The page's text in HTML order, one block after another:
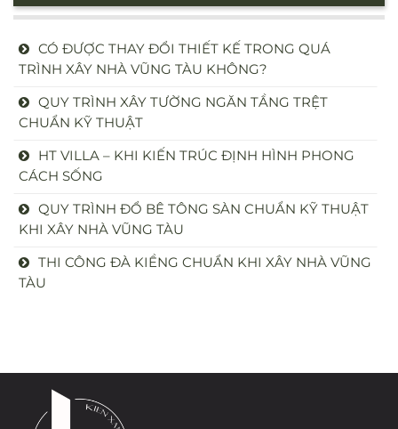
CÓ ĐƯỢC THAY ĐỔI THIẾT KẾ TRONG QUÁ
TRÌNH XÂY NHÀ VŨNG TÀU KHÔNG?
QUY TRÌNH XÂY TƯỜNG NGĂN TẦNG TRỆT
CHUẨN KỸ THUẬT
HT VILLA – KHI KIẾN TRÚC ĐỊNH HÌNH PHONG
CÁCH SỐNG
QUY TRÌNH ĐỔ BÊ TÔNG SÀN CHUẨN KỸ THUẬT
KHI XÂY NHÀ VŨNG TÀU
THI CÔNG ĐÀ KIỀNG CHUẨN KHI XÂY NHÀ VŨNG
TÀU